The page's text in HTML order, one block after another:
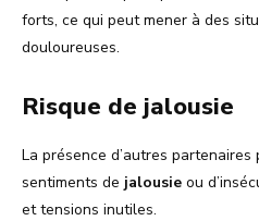
forts, ce qui peut mener à des
douloureuses.
Risque de jalousie
La présence d’autres
sentiments de jalousie ou
et tensions inutiles.